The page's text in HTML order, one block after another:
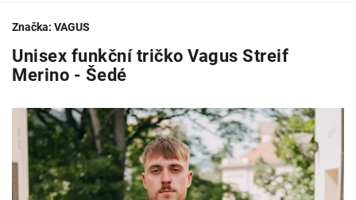
Unisex funkční tričko Vagus Streif
Merino - Šedé
Značka: VAGUS